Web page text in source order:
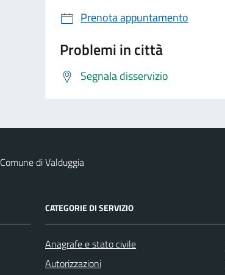
Prenota appuntamento
Problemi in città
Segnala disservizio
Comune di Valduggia
CATEGORIE DI SERVIZIO
Anagrafe e stato civile
Autorizzazioni